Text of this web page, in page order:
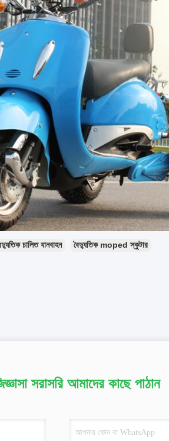
চালিত যানবাহন বৈদ্যুতিক moped স্কুটার
সরাসরি আমাদের কাছে পাঠান